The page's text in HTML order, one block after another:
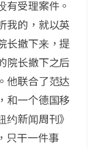
有受理案件。
我的，就以英
长撤下来，提
院长撤下之后
他联合了范达
和一个德国移
新闻周刊》
只干一件事